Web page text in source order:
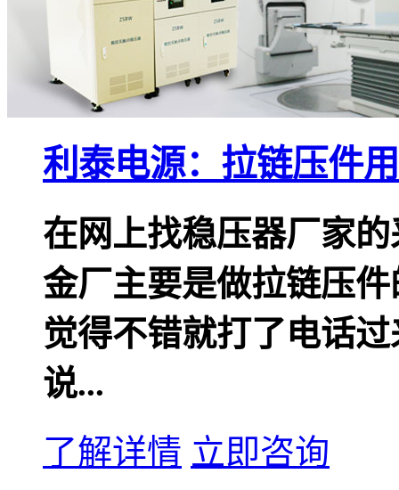
利泰电源：拉链压件
在网上找稳压器厂家
金厂主要是做拉链压
觉得不错就打了电话
说...
了解详情 立即咨询